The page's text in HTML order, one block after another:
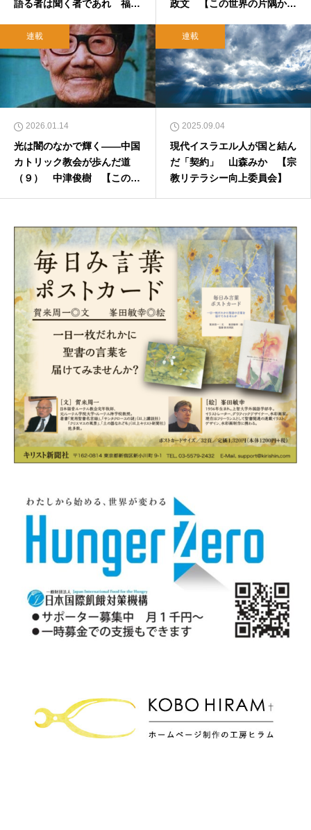
語る者は聞く者であれ 福島
政文 【この世界の片隅か
連載
2026.01.14
光は闇のなかで輝く――中国
カトリック教会が歩んだ道
（９） 中津俊樹 【この世
連載
2025.09.04
現代イスラエル人が国と結ん
だ「契約」 山森みか 【宗
教リテラシー向上委員会】